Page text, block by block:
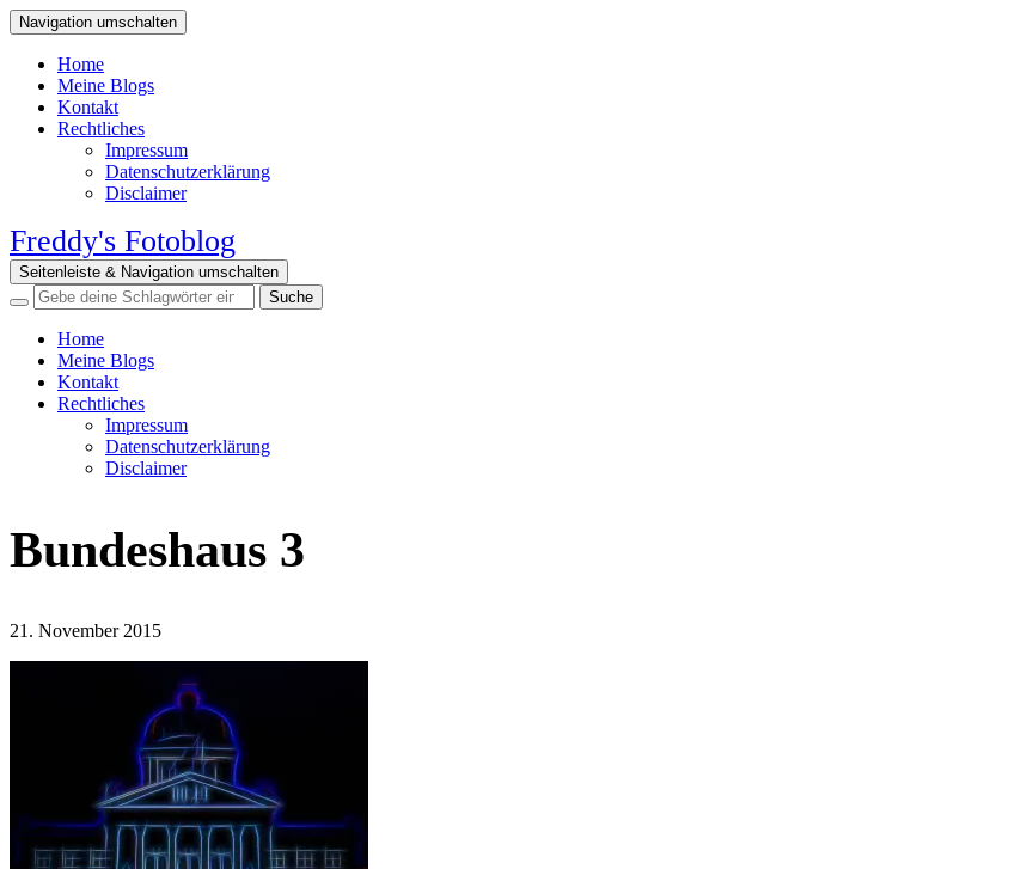
Navigation umschalten
Home
Meine Blogs
Kontakt
Rechtliches
Impressum
Datenschutzerklärung
Disclaimer
Freddy's Fotoblog
Seitenleiste & Navigation umschalten
Home
Meine Blogs
Kontakt
Rechtliches
Impressum
Datenschutzerklärung
Disclaimer
Bundeshaus 3
21. November 2015